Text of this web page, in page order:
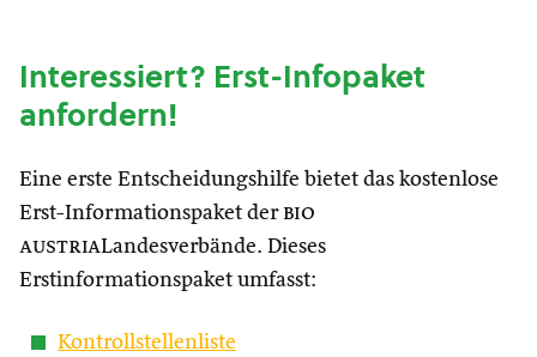
Interessiert? Erst-Infopaket
anfordern!
Eine erste Entscheidungshilfe bietet das kostenlose
Erst-Informationspaket der bio
austriaLandesverbände. Dieses
Erstinformationspaket umfasst:
Kontrollstellenliste